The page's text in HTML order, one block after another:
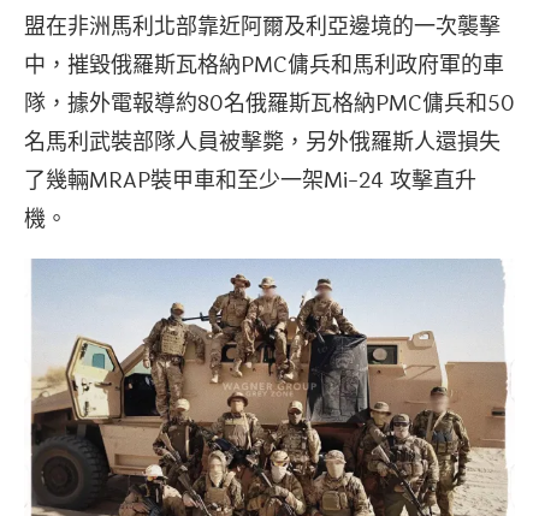
盟在非洲馬利北部靠近阿爾及利亞邊境的一次襲擊
中，摧毀俄羅斯瓦格納PMC傭兵和馬利政府軍的車
隊，據外電報導約80名俄羅斯瓦格納PMC傭兵和50
名馬利武裝部隊人員被擊斃，另外俄羅斯人還損失
了幾輛MRAP裝甲車和至少一架Mi-24 攻擊直升
機。